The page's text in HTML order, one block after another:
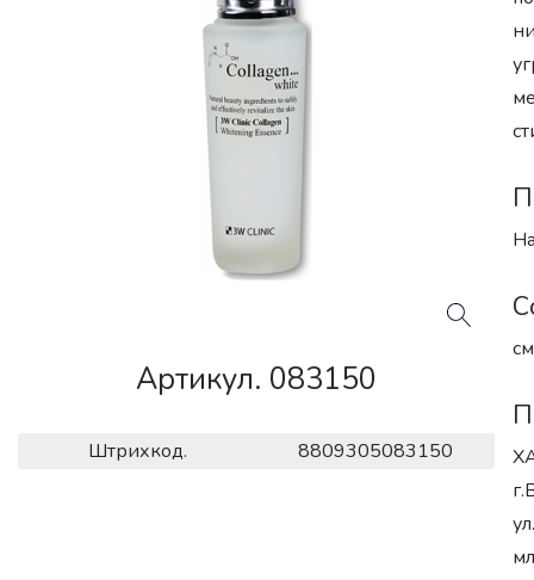
Артикул. 083150
Штрихкод. 8809305083150